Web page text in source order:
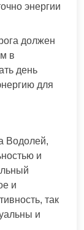
энергии
должен
в
день
для
Водолей,
и
и
так
и